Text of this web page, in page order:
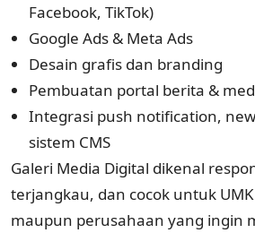
Facebook, TikTok)
Google Ads & Meta Ads
Desain grafis dan branding
Pembuatan portal berita &
Integrasi push notification,
sistem CMS
Galeri Media Digital dikenal
terjangkau, dan cocok untuk
maupun perusahaan yang ingin